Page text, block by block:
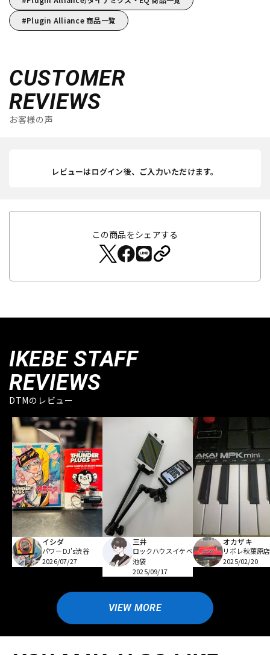
Plugin Alliance 商品一覧
CUSTOMER
REVIEWS
お客様の声
レビューはログイン後、ご入力いただけます。
この商品をシェアする
IKEBE STAFF
REVIEWS
DTMのレビュー
イシダ
パワーDJ's渋谷
2026/07/27
三井
ロックハウスイケベ
池袋
2025/09/17
オカザキ
リボレ秋葉原店
2025/02/20
VIEW MORE